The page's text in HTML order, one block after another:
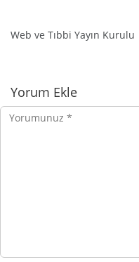
Web ve Tıbbi Yayın Kurulu
Yorumlar
Yorum Ekle
Yorumunuz